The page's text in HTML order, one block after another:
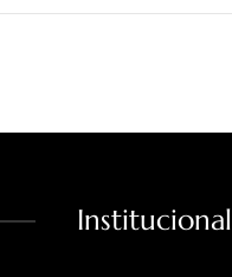
Institucional